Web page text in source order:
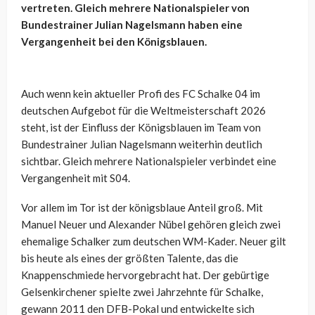
vertreten. Gleich mehrere Nationalspieler von
Bundestrainer Julian Nagelsmann haben eine
Vergangenheit bei den Königsblauen.
Auch wenn kein aktueller Profi des FC Schalke 04 im
deutschen Aufgebot für die Weltmeisterschaft 2026
steht, ist der Einfluss der Königsblauen im Team von
Bundestrainer Julian Nagelsmann weiterhin deutlich
sichtbar. Gleich mehrere Nationalspieler verbindet eine
Vergangenheit mit S04.
Vor allem im Tor ist der königsblaue Anteil groß. Mit
Manuel Neuer und Alexander Nübel gehören gleich zwei
ehemalige Schalker zum deutschen WM-Kader. Neuer gilt
bis heute als eines der größten Talente, das die
Knappenschmiede hervorgebracht hat. Der gebürtige
Gelsenkirchener spielte zwei Jahrzehnte für Schalke,
gewann 2011 den DFB-Pokal und entwickelte sich